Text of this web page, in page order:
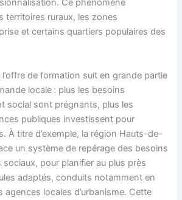
Ce phénomène
territoires ruraux, les zones
et certains quartiers populaires des
de formation suit en grande partie
locale : plus les besoins
social sont prégnants, plus les
publiques investissent pour
À titre d’exemple, la région Hauts-de-
un système de repérage des besoins
sociaux, pour planifier au plus près
adaptés, conduits notamment en
agences locales d’urbanisme. Cette